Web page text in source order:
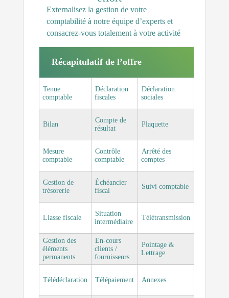
Externalisez la gestion de votre
comptabilité à notre équipe d’experts et
consacrez-vous totalement à votre activité
Récapitulatif de l’offre
Tenue
comptable
Déclaration
fiscales
Déclaration
sociales
Bilan
Compte de
résultat
Plaquette
Mesure
comptable
Contrôle
comptable
Arrêté des
comptes
Gestion de
trésorerie
Échéancier
fiscal
Suivi comptable
Liasse fiscale
Situation
intermédiaire
Télétransmission
Gestion des
éléments
permanents
En-cours
clients /
fournisseurs
Pointage &
Lettrage
Télédéclaration Télépaiement Annexes